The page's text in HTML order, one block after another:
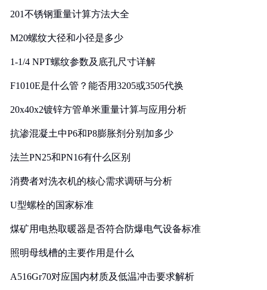
201不锈钢重量计算方法大全
M20螺纹大径和小径是多少
1-1/4 NPT螺纹参数及底孔尺寸详解
F1010E是什么管？能否用3205或3505代换
20x40x2镀锌方管单米重量计算与应用分析
抗渗混凝土中P6和P8膨胀剂分别加多少
法兰PN25和PN16有什么区别
消费者对洗衣机的核心需求调研与分析
U型螺栓的国家标准
煤矿用电热取暖器是否符合防爆电气设备标准
照明母线槽的主要作用是什么
A516Gr70对应国内材质及低温冲击要求解析